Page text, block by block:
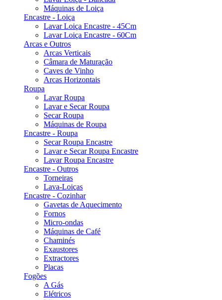
Máquinas de Loiça
Encastre - Loiça
Lavar Loiça Encastre - 45Cm
Lavar Loiça Encastre - 60Cm
Arcas e Outros
Arcas Verticais
Câmara de Maturação
Caves de Vinho
Arcas Horizontais
Roupa
Lavar Roupa
Lavar e Secar Roupa
Secar Roupa
Máquinas de Roupa
Encastre - Roupa
Secar Roupa Encastre
Lavar e Secar Roupa Encastre
Lavar Roupa Encastre
Encastre - Outros
Torneiras
Lava-Loiças
Encastre - Cozinhar
Gavetas de Aquecimento
Fornos
Micro-ondas
Máquinas de Café
Chaminés
Exaustores
Extractores
Placas
Fogões
A Gás
Elétricos